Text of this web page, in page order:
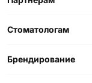
Стоматологам
Брендирование